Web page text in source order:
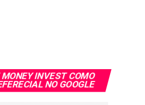
INVEST COMO
NO GOOGLE